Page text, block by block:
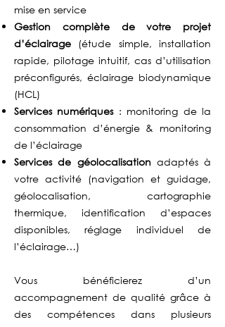
mise en service
Gestion complète de votre projet
d’éclairage (étude simple, installation
rapide, pilotage intuitif, cas d’utilisation
préconfigurés, éclairage biodynamique
(HCL)
Services numériques: monitoring de la
consommation d’énergie & monitoring
de l’éclairage
Services de géolocalisationadaptés à
votre activité (navigation et guidage,
géolocalisation, cartographie
thermique, identification d’espaces
disponibles, réglage individuel de
l’éclairage…)
Vous bénéficierez d’un
accompagnement de qualité grâce à
des compétences dans plusieurs